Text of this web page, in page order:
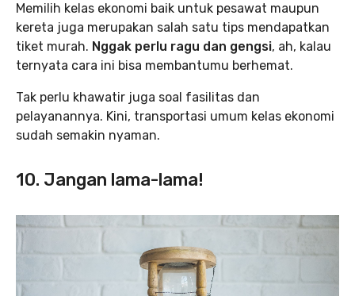
Memilih kelas ekonomi baik untuk pesawat maupun
kereta juga merupakan salah satu tips mendapatkan
tiket murah. Nggak perlu ragu dan gengsi, ah, kalau
ternyata cara ini bisa membantumu berhemat.
Tak perlu khawatir juga soal fasilitas dan
pelayanannya. Kini, transportasi umum kelas ekonomi
sudah semakin nyaman.
10. Jangan lama-lama!